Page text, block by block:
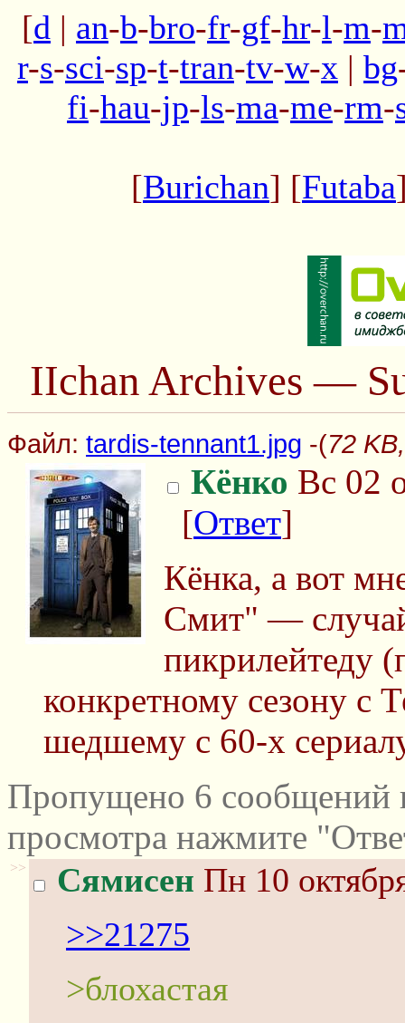
[d | an-b-bro-fr-gf-hr-l-m-
r-s-sci-sp-t-tran-tv-w-x | bg
fi-hau-jp-ls-ma-me-rm-
[Burichan] [Futaba
IIchan Archives —
Файл: tardis-tennant1.jpg -(72
Кёнко Вс 02
[Ответ]
Кёнка, а вот
Смит" —
пикрилейтеду
конкретному сезону с
шедшему с 60-х
Пропущено 6 сообщений
просмотра нажмите
>> Сямисен Пн 10
>>21275
>блохастая